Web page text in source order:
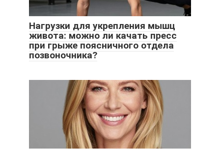
Нагрузки для укрепления мышц
живота: можно ли качать пресс
при грыже поясничного отдела
позвоночника?